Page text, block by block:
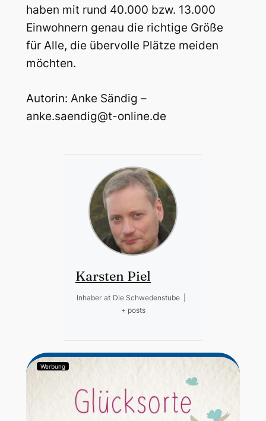
haben mit rund 40.000 bzw. 13.000
Einwohnern genau die richtige Größe
für Alle, die übervolle Plätze meiden
möchten.
Autorin: Anke Sändig –
anke.saendig@t-online.de
Karsten Piel
Inhaber at Die Schwedenstube
+ posts
Werbung